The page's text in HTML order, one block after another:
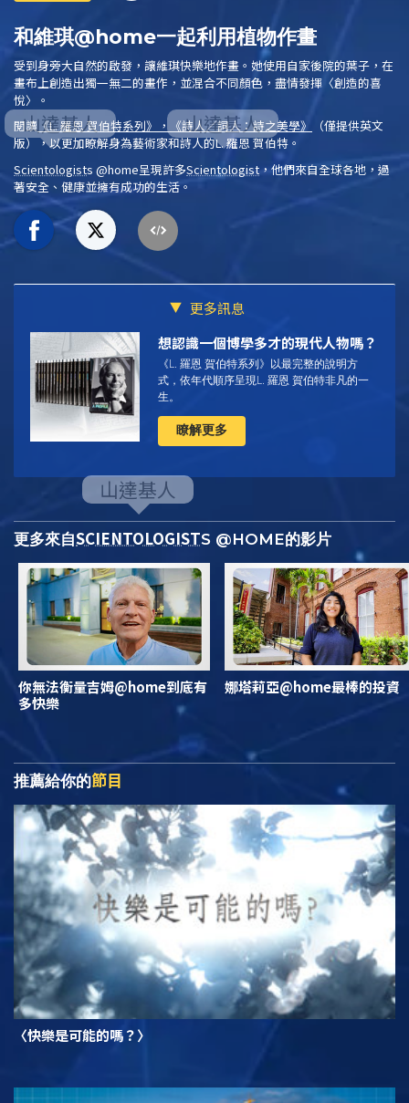
和維琪@home一起利用植物作畫
受到身旁大自然的啟發，讓維琪快樂地作畫。她使用自家後院的葉子，在
畫布上創造出獨一無二的畫作，並混合不同顏色，盡情發揮 〈創造的喜
悅〉
。
閱讀 《L. 羅恩 賀伯特系列》，《詩人／詞人：詩之美學》
（僅提供英文
版），以更加瞭解身為藝術家和詩人的L. 羅恩 賀伯特。
Scientologists @home呈現許多Scientologist ，他們來自全球各地，過
著安全、健康並擁有成功的生活。
更多訊息
想認識一個博學多才的現代人物嗎？
《L. 羅恩 賀伯特系列》以最完整的說明方
式，依年代順序呈現L. 羅恩 賀伯特非凡的一
生。
瞭解更多
更多來自SCIENTOLOGISTS @HOME的影片
你無法衡量吉姆@home到底有
多快樂
娜塔莉亞@home最棒的投資
推薦給你的節目
〈快樂是可能的嗎？〉